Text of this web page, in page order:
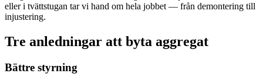
eller i tvättstugan tar vi hand om hela jobbet — från demontering till
injustering.
Tre anledningar att byta aggregat
Bättre styrning